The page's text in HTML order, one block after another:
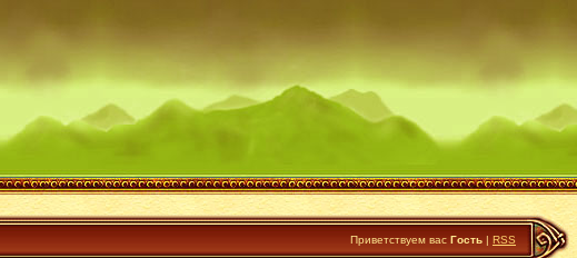
Приветствуем вас Гость | RSS